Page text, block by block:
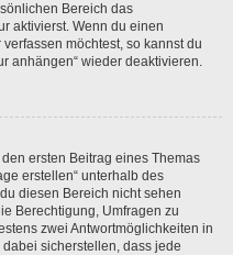
Bereich das
aktivierst. Wenn du einen
möchtest, so kannst du
anhängen“ wieder deaktivieren.
ersten Beitrag eines Themas
erstellen“ unterhalb des
diesen Bereich nicht sehen
Berechtigung, Umfragen zu
zwei Antwortmöglichkeiten in
sicherstellen, dass jede